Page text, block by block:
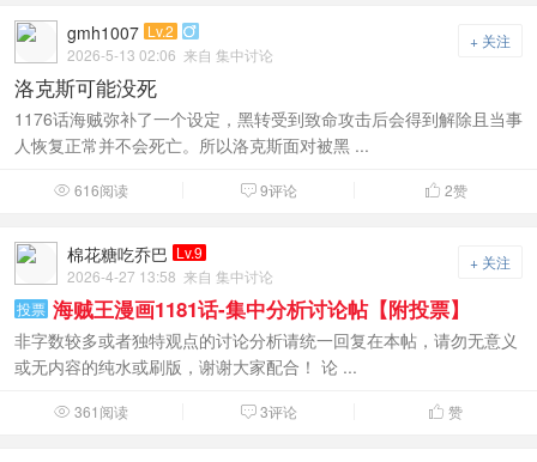
+ 关注
gmh1007 Lv.2 
2026-5-13 02:06 来自 集中讨论
洛克斯可能没死
1176话海贼弥补了一个设定，黑转受到致命攻击后会得到解除且当事
人恢复正常并不会死亡。所以洛克斯面对被黑 ...
 616阅读  9评论  2赞
+ 关注
棉花糖吃乔巴 Lv.9
2026-4-27 13:58 来自 集中讨论
投票 海贼王漫画1181话-集中分析讨论帖【附投票】
非字数较多或者独特观点的讨论分析请统一回复在本帖，请勿无意义
或无内容的纯水或刷版，谢谢大家配合！ 论 ...
 361阅读  3评论  赞